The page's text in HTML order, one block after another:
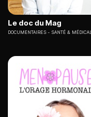
Le doc du Mag
DOCUMENTAIRES SANTÉ & MÉDICAL